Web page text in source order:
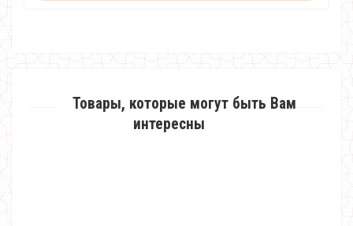
Товары, которые могут быть Вам
интересны